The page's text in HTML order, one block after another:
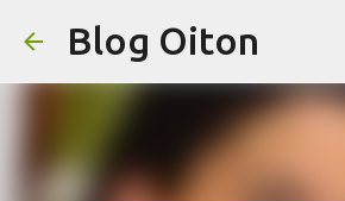
Blog Oiton